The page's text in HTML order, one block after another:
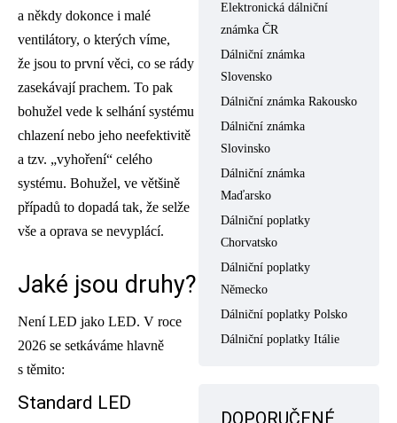
a někdy dokonce i malé
ventilátory, o kterých víme,
že jsou to první věci, co se rády
zasekávají prachem. To pak
bohužel vede k selhání systému
chlazení nebo jeho neefektivitě
a tzv. „vyhoření“ celého
systému. Bohužel, ve většině
případů to dopadá tak, že selže
vše a oprava se nevyplácí.
Jaké jsou druhy?
Není LED jako LED. V roce
2026 se setkáváme hlavně
s těmito:
Standard LED
Elektronická dálniční
známka ČR
Dálniční známka
Slovensko
Dálniční známka Rakousko
Dálniční známka
Slovinsko
Dálniční známka
Maďarsko
Dálniční poplatky
Chorvatsko
Dálniční poplatky
Německo
Dálniční poplatky Polsko
Dálniční poplatky Itálie
DOPORUČENÉ